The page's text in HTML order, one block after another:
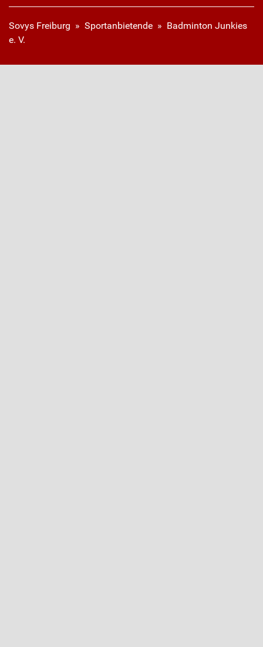
Sovys Freiburg » Sportanbietende » Badminton Junkies
e. V.